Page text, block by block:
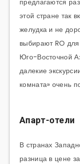
предлагаются
этой стране так
желудка и не
выбирают RO
Юго-Восточной
далекие
комната» очень
Апарт-отели
В странах
разница в цене